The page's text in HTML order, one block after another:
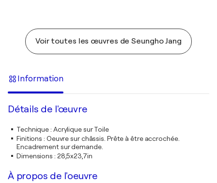
Voir toutes les œuvres de Seungho Jang
Information
Détails de l'œuvre
Technique: Acrylique sur Toile
Finitions : Oeuvre sur châssis. Prête à être accrochée.
Encadrement sur demande.
Dimensions : 28,5x23,7in
À propos de l'oeuvre